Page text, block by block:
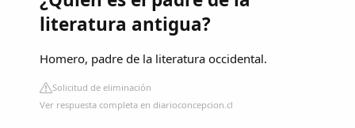
literatura antigua?
Homero, padre de la literatura occidental.
Solicitud de eliminación
Ver respuesta completa en diarioconcepcion.cl